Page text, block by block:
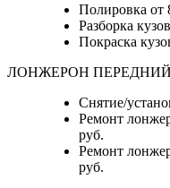
Полировка от
Разборка
Покраска
ЛОНЖЕРОН ПЕРЕДНИЙ
Снятие/
Ремонт
руб.
Ремонт
руб.